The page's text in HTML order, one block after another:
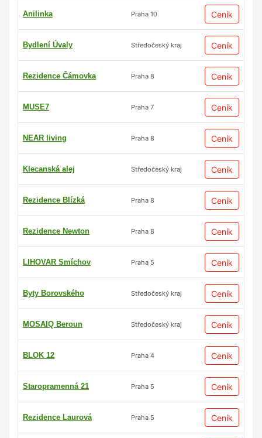
Anilinka Praha 10 Ceník
Bydlení Úvaly Středočeský kraj Ceník
Rezidence Čámovka Praha 8 Ceník
MUSE7 Praha 7 Ceník
NEAR living Praha 8 Ceník
Klecanská alej Středočeský kraj Ceník
Rezidence Blízká Praha 8 Ceník
Rezidence Newton Praha 8 Ceník
LIHOVAR Smíchov Praha 5 Ceník
Byty Borovského Středočeský kraj Ceník
MOSAIQ Beroun Středočeský kraj Ceník
BLOK 12 Praha 4 Ceník
Staropramenná 21 Praha 5 Ceník
Rezidence Laurová Praha 5 Ceník